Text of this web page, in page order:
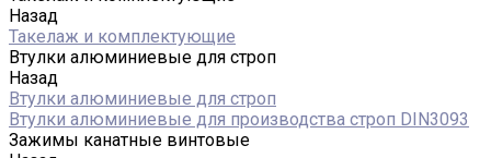
Назад
Такелаж и комплектующие
Втулки алюминиевые для строп
Назад
Втулки алюминиевые для строп
Втулки алюминиевые для производства строп DIN3093
Зажимы канатные винтовые